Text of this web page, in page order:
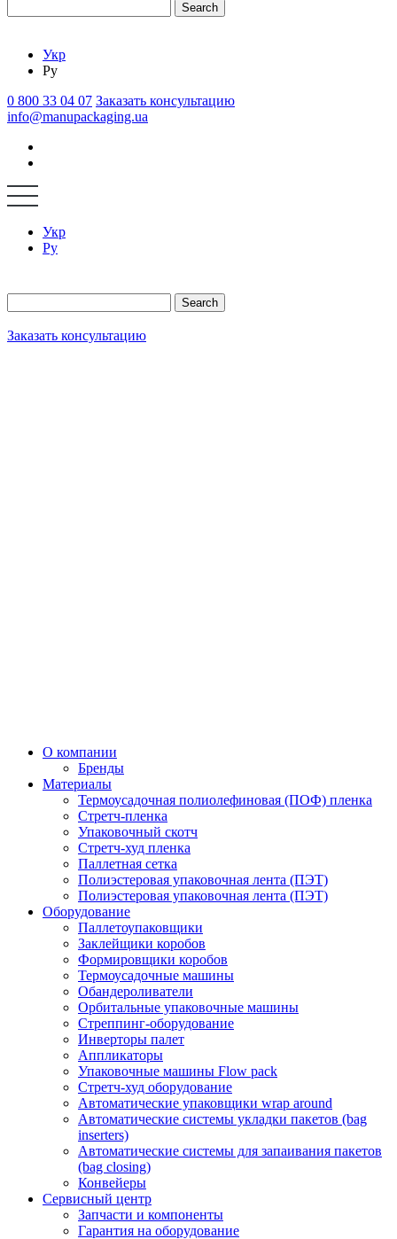
Search
Укр
Ру
0 800 33 04 07 Заказать консультацию
info@manupackaging.ua
Укр
Ру
Search
Заказать консультацию
О компании
Бренды
Материалы
Термоусадочная полиолефиновая (ПОФ) пленка
Стретч-пленка
Упаковочный скотч
Стретч-худ пленка
Паллетная сетка
Полиэстеровая упаковочная лента (ПЭТ)
Полиэстеровая упаковочная лента (ПЭТ)
Оборудование
Паллетоупаковщики
Заклейщики коробов
Формировщики коробов
Термоусадочные машины
Обандероливатели
Орбитальные упаковочные машины
Стреппинг-оборудование
Инверторы палет
Аппликаторы
Упаковочные машины Flow pack
Стретч-худ оборудование
Автоматические упаковщики wrap around
Автоматические системы укладки пакетов (bag
inserters)
Автоматические системы для запаивания пакетов
(bag closing)
Конвейеры
Сервисный центр
Запчасти и компоненты
Гарантия на оборудование